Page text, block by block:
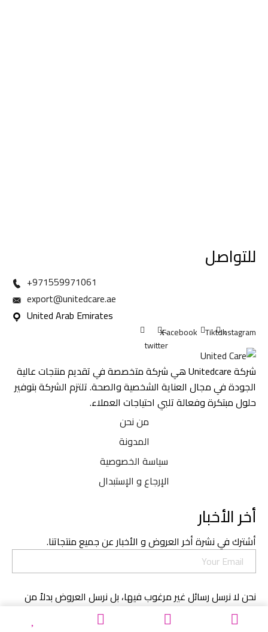
للتواصل
971559971061+
export@unitedcare.ae
United Arab Emirates
Instagram
Tiktok
Facebook
X-
twitter
شركة Unitedcare هي شركة متخصصة في تقديم منتجات عالية
الجودة في مجال العناية الشخصية والصحة. تلتزم الشركة بتوفير
حلول مبتكرة وفعالة تلبي احتياجات العملاء.
من نحن
المدونة
سياسة الخصوصية
الإرجاع و الإستبدال
أخر الأخبار
أشترك في نشرة أخر العروض و الأخبار عن جميع منتجاتنا.
نحن لا نرسل رسائل غير مرغوب فيها، بل نرسل العروض بدلاً من